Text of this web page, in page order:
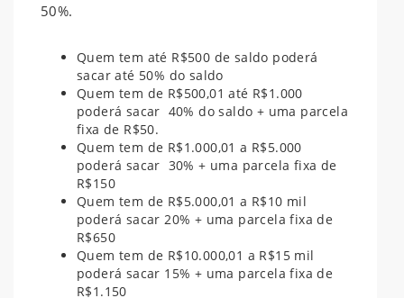
50%.
Quem tem até R$500 de saldo poderá
sacar até 50% do saldo
Quem tem de R$500,01 até R$1.000
poderá sacar 40% do saldo + uma parcela
fixa de R$50.
Quem tem de R$1.000,01 a R$5.000
poderá sacar 30% + uma parcela fixa de
R$150
Quem tem de R$5.000,01 a R$10 mil
poderá sacar 20% + uma parcela fixa de
R$650
Quem tem de R$10.000,01 a R$15 mil
poderá sacar 15% + uma parcela fixa de
R$1.150